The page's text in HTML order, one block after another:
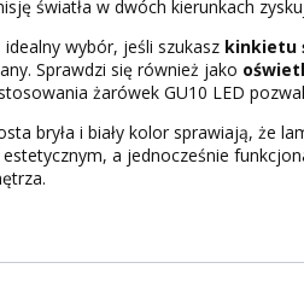
światła w dwóch kierunkach
idealny wybór, jeśli szukasz kinkietu
Sprawdzi się również jako
żarówek GU10 LED
bryła i biały kolor sprawiają, że
estetycznym, a jednocześnie